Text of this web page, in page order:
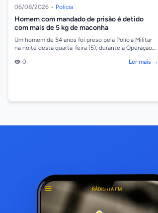
06/08/2026 • Polícia
Homem com mandado de prisão é detido
com mais de 5 kg de maconha
Um homem de 54 anos foi preso pela Polícia Militar
na noite desta quarta-feira (5), durante a Operação
0
Ler mais →